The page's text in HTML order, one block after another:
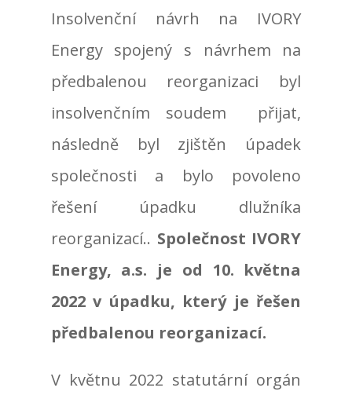
Insolvenční návrh na IVORY
Energy spojený s návrhem na
předbalenou reorganizaci byl
insolvenčním soudem přijat,
následně byl zjištěn úpadek
společnosti a bylo povoleno
řešení úpadku dlužníka
reorganizací.. Společnost IVORY
Energy, a.s. je od 10. května
2022 v úpadku, který je řešen
předbalenou reorganizací.
V květnu 2022 statutární orgán